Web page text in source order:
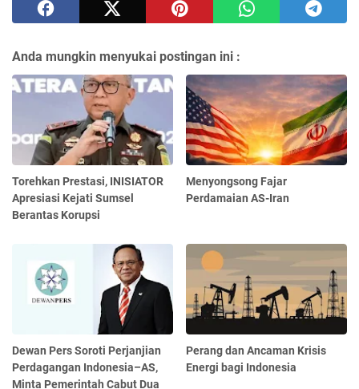
Anda mungkin menyukai postingan ini :
Torehkan Prestasi, INISIATOR
Apresiasi Kejati Sumsel
Berantas Korupsi
Menyongsong Fajar
Perdamaian AS-Iran
Dewan Pers Soroti Perjanjian
Perdagangan Indonesia–AS,
Minta Pemerintah Cabut Dua
Perang dan Ancaman Krisis
Energi bagi Indonesia